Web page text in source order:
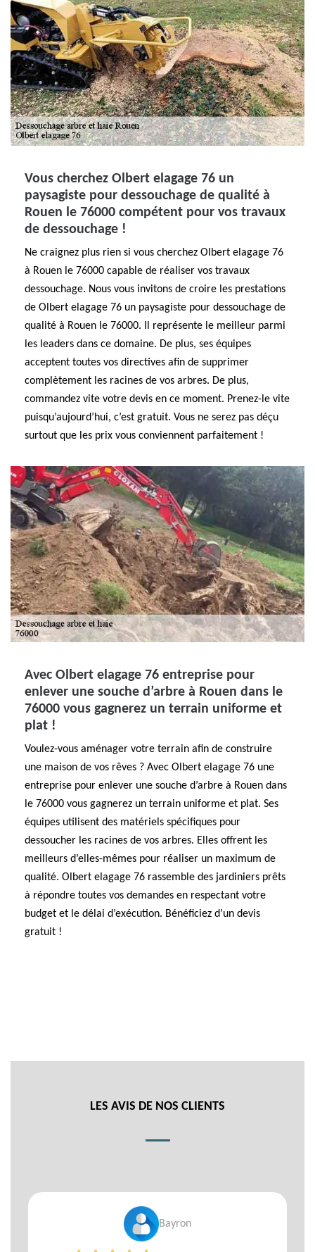
Vous cherchez Olbert elagage 76 un
paysagiste pour dessouchage de qualité à
Rouen le 76000 compétent pour vos travaux
de dessouchage !
Ne craignez plus rien si vous cherchez Olbert elagage 76
à Rouen le 76000 capable de réaliser vos travaux
dessouchage. Nous vous invitons de croire les prestations
de Olbert elagage 76 un paysagiste pour dessouchage de
qualité à Rouen le 76000. Il représente le meilleur parmi
les leaders dans ce domaine. De plus, ses équipes
acceptent toutes vos directives afin de supprimer
complètement les racines de vos arbres. De plus,
commandez vite votre devis en ce moment. Prenez-le vite
puisqu’aujourd’hui, c’est gratuit. Vous ne serez pas déçu
surtout que les prix vous conviennent parfaitement !
Avec Olbert elagage 76 entreprise pour
enlever une souche d’arbre à Rouen dans le
76000 vous gagnerez un terrain uniforme et
plat !
Voulez-vous aménager votre terrain afin de construire
une maison de vos rêves ? Avec Olbert elagage 76 une
entreprise pour enlever une souche d’arbre à Rouen dans
le 76000 vous gagnerez un terrain uniforme et plat. Ses
équipes utilisent des matériels spécifiques pour
dessoucher les racines de vos arbres. Elles offrent les
meilleurs d’elles-mêmes pour réaliser un maximum de
qualité. Olbert elagage 76 rassemble des jardiniers prêts
à répondre toutes vos demandes en respectant votre
budget et le délai d’exécution. Bénéficiez d’un devis
gratuit !
LES AVIS DE NOS CLIENTS
Bayron